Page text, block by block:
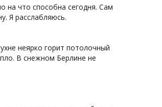
на что способна сегодня. Сам
Я расслабляюсь.
неярко горит потолочный
В снежном Берлине не